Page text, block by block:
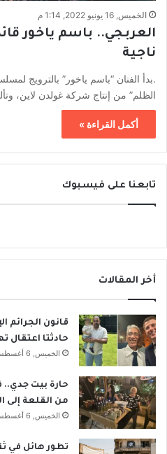
الخميس, 16 يونيو 2022, 1:14 م
العربجي.. باسم ياخور
ناجية
.بدأ الفنان “باسم ياخور” بالترويج
الظلم” من إنتاج شركة غولدن لاين،
أكمل القراءة »
تابعنا على فيسبوك
أخر المقالات
قانون الجرائم
حادثتا اعتقال
الخميس, 6 أغسطس 2026, 3:01 م
حارة بيت جدي..
من القلعة إلى
الخميس, 6 أغسطس 2026, 2:38 م
تطور هائل في